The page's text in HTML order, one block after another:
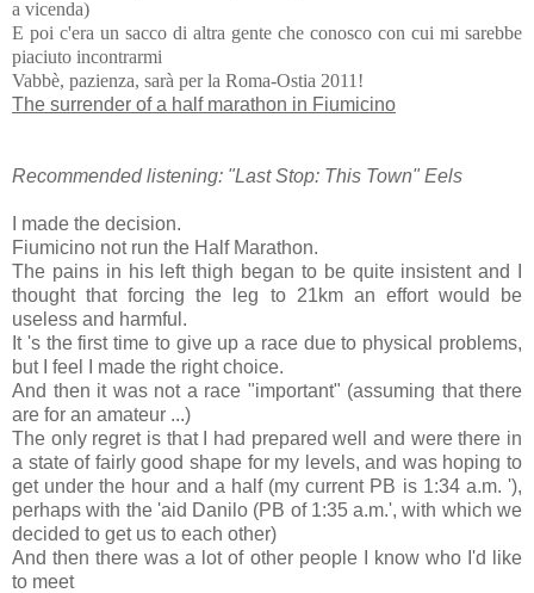
a vicenda)
E poi c'era un sacco di altra gente che conosco con cui mi sarebbe
piaciuto incontrarmi
Vabbè, pazienza, sarà per la Roma-Ostia 2011!
The surrender of a half marathon in Fiumicino
Recommended listening: "Last Stop: This Town" Eels
I made the decision.
Fiumicino not run the Half Marathon.
The pains in his left thigh began to be quite insistent and I
thought that forcing the leg to 21km an effort would be
useless and harmful.
It 's the first time to give up a race due to physical problems,
but I feel I made the right choice.
And then it was not a race "important" (assuming that there
are for an amateur ...)
The only regret is that I had prepared well and were there in
a state of fairly good shape for my levels, and was hoping to
get under the hour and a half (my current PB is 1:34 a.m. '),
perhaps with the 'aid Danilo (PB of 1:35 a.m.', with which we
decided to get us to each other)
And then there was a lot of other people I know who I'd like
to meet